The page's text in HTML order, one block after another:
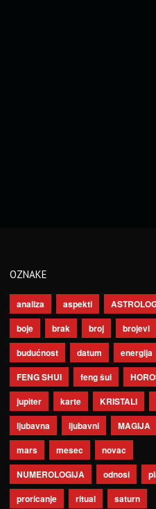
OZNAKE
analiza aspekti
boje
brak broj
brojevi
budućnost
datum
energija
FENG SHUI
feng šui
jupiter
karte KRISTALI
ljubavna
ljubavni
MAGIJA
mars
mesec
novac
NUMEROLOGIJA
odnosi
proricanje
ritual saturn